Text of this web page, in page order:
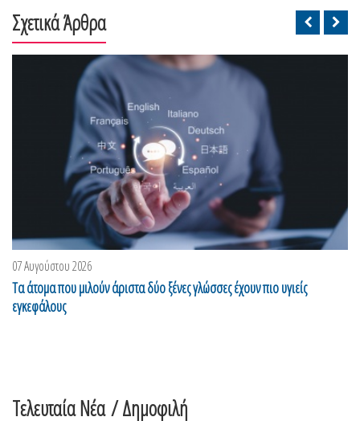
Σχετικά Άρθρα
07 Αυγούστου 2026
Τα άτομα που μιλούν άριστα δύο ξένες γλώσσες έχουν πιο υγιείς
εγκεφάλους
Τελευταία Νέα / Δημοφιλή